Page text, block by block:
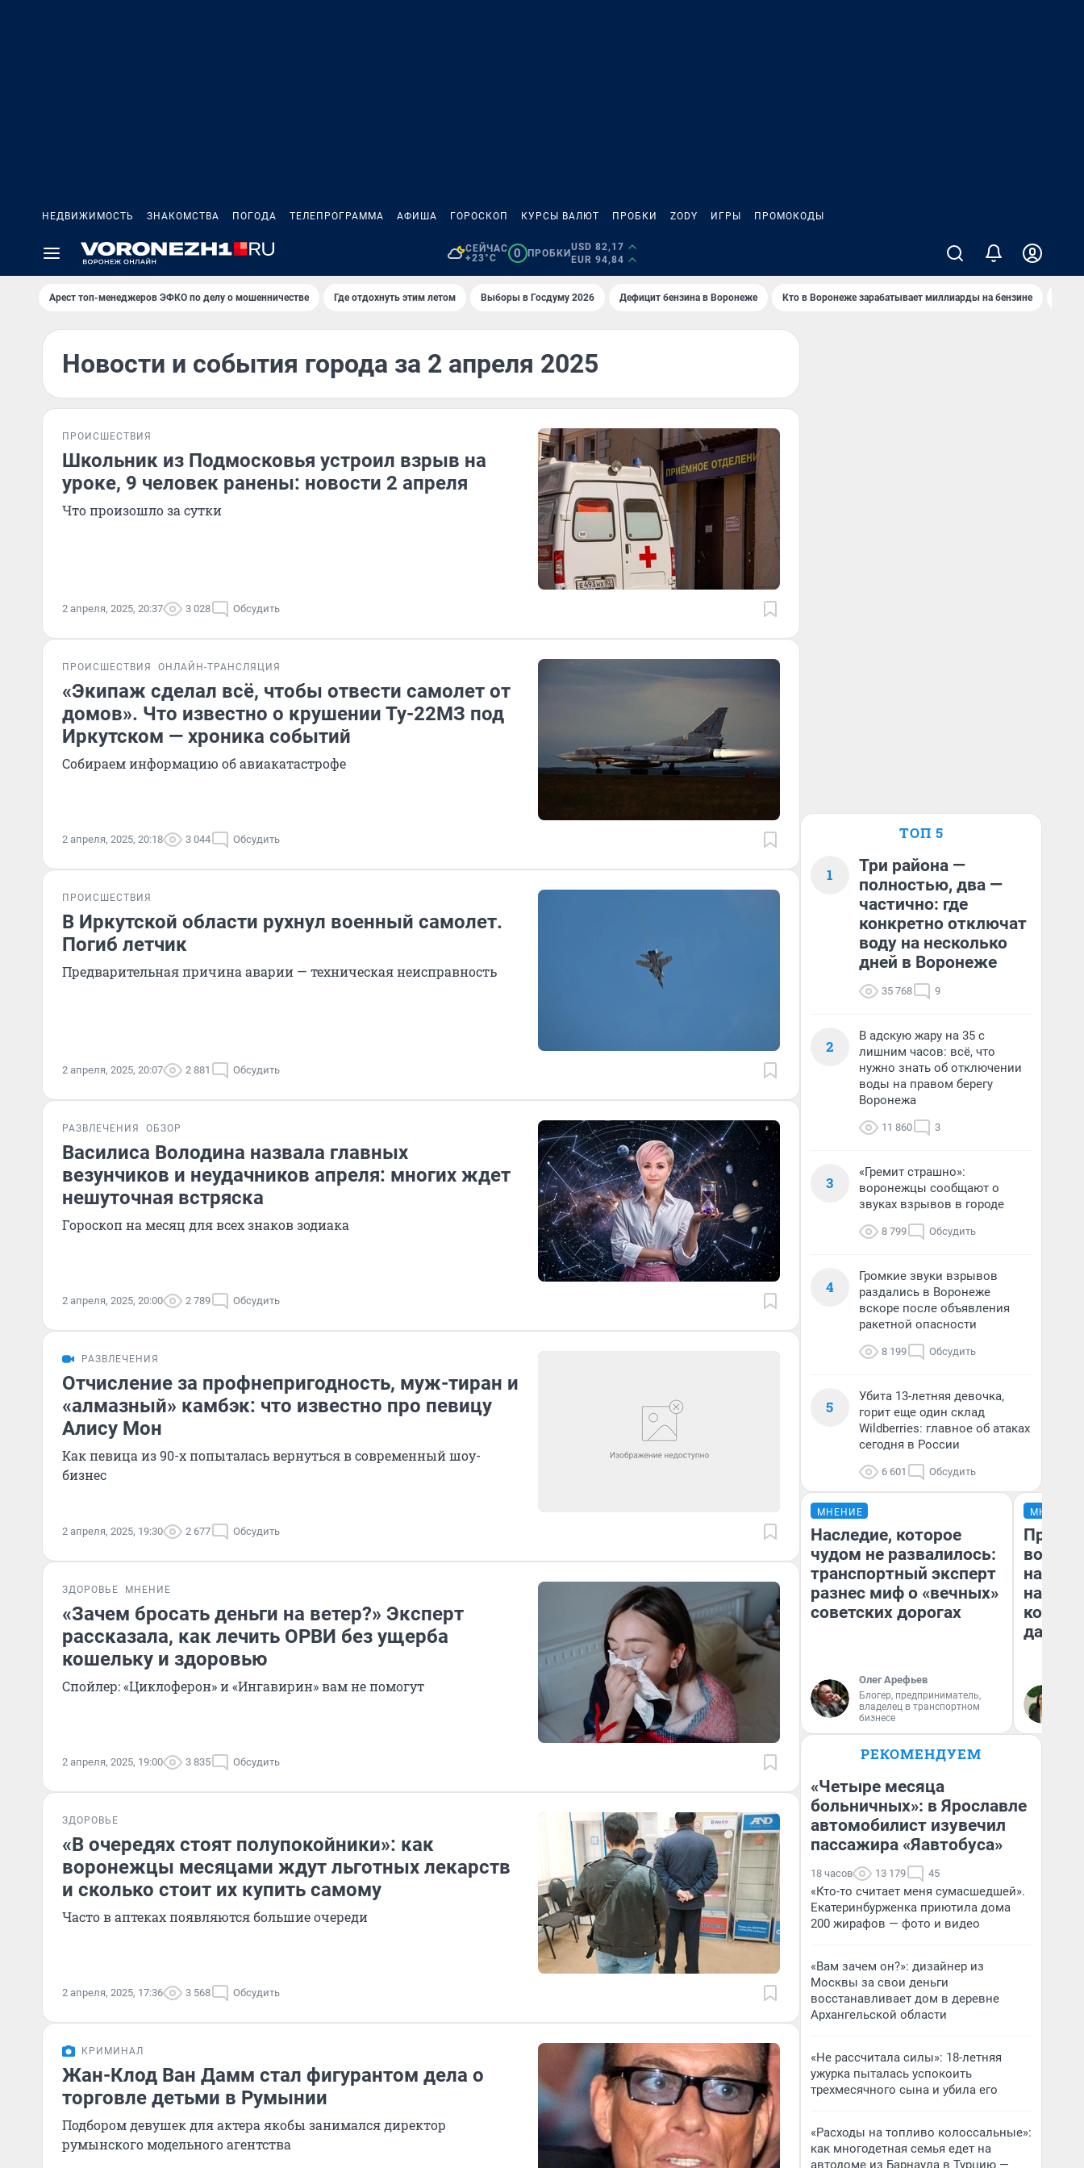
НЕДВИЖИМОСТЬ ЗНАКОМСТВА ПОГОДА ТЕЛЕПРОГРАММА АФИША ГОРОСКОП КУРСЫ ВАЛЮТ ПРОБКИ ZODY ИГРЫ ПРОМОКОДЫ
СЕЙЧАС
+23°C
0 ПРОБКИ
USD 82,17
EUR 94,84
Арест топ-менеджеров ЭФКО по делу о мошенничестве Где отдохнуть этим летом Выборы в Госдуму 2026 Дефицит бензина в Воронеже Кто в Воронеже зарабатывает миллиарды на бензине
Новости и события города за 2 апреля 2025
ПРОИСШЕСТВИЯ
Школьник из Подмосковья устроил взрыв на
уроке, 9 человек ранены: новости 2 апреля
Что произошло за сутки
2 апреля, 2025, 20:37 3 028 Обсудить
ПРОИСШЕСТВИЯ ОНЛАЙН-ТРАНСЛЯЦИЯ
«Экипаж сделал всё, чтобы отвести самолет от
домов». Что известно о крушении Ту-22МЗ под
Иркутском — хроника событий
Собираем информацию об авиакатастрофе
2 апреля, 2025, 20:18 3 044 Обсудить
ПРОИСШЕСТВИЯ
В Иркутской области рухнул военный самолет.
Погиб летчик
Предварительная причина аварии — техническая неисправность
2 апреля, 2025, 20:07 2 881 Обсудить
РАЗВЛЕЧЕНИЯ ОБЗОР
Василиса Володина назвала главных
везунчиков и неудачников апреля: многих ждет
нешуточная встряска
Гороскоп на месяц для всех знаков зодиака
2 апреля, 2025, 20:00 2 789 Обсудить
РАЗВЛЕЧЕНИЯ
Отчисление за профнепригодность, муж-тиран и
«алмазный» камбэк: что известно про певицу
Алису Мон
Как певица из 90-х попыталась вернуться в современный шоу-
бизнес
2 апреля, 2025, 19:30 2 677 Обсудить
ЗДОРОВЬЕ МНЕНИЕ
«Зачем бросать деньги на ветер?» Эксперт
рассказала, как лечить ОРВИ без ущерба
кошельку и здоровью
Спойлер: «Циклоферон» и «Ингавирин» вам не помогут
2 апреля, 2025, 19:00 3 835 Обсудить
ЗДОРОВЬЕ
«В очередях стоят полупокойники»: как
воронежцы месяцами ждут льготных лекарств
и сколько стоит их купить самому
Часто в аптеках появляются большие очереди
2 апреля, 2025, 17:36 3 568 Обсудить
КРИМИНАЛ
Жан-Клод Ван Дамм стал фигурантом дела о
торговле детьми в Румынии
Подбором девушек для актера якобы занимался директор
румынского модельного агентства
ТОП 5
1
Три района —
полностью, два —
частично: где
конкретно отключат
воду на несколько
дней в Воронеже
35 768 9
2
В адскую жару на 35 с
лишним часов: всё, что
нужно знать об отключении
воды на правом берегу
Воронежа
11 860 3
3
«Гремит страшно»:
воронежцы сообщают о
звуках взрывов в городе
8 799 Обсудить
4
Громкие звуки взрывов
раздались в Воронеже
вскоре после объявления
ракетной опасности
8 199 Обсудить
5
Убита 13-летняя девочка,
горит еще один склад
Wildberries: главное об атаках
сегодня в России
6 601 Обсудить
МНЕНИЕ
Наследие, которое
чудом не развалилось:
транспортный эксперт
разнес миф о «вечных»
советских дорогах
Олег Арефьев
Блогер, предприниматель,
владелец в транспортном
бизнесе
МНЕНИЕ
нам
даже
РЕКОМЕНДУЕМ
«Четыре месяца
больничных»: в Ярославле
автомобилист изувечил
пассажира «Яавтобуса»
18 часов 13 179 45
«Кто-то считает меня сумасшедшей».
Екатеринбурженка приютила дома
200 жирафов — фото и видео
«Вам зачем он?»: дизайнер из
Москвы за свои деньги
восстанавливает дом в деревне
Архангельской области
«Не рассчитала силы»: 18-летняя
ужурка пыталась успокоить
трехмесячного сына и убила его
«Расходы на топливо колоссальные»:
как многодетная семья едет на
автодоме из Барнаула в Турцию —